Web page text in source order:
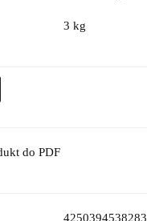
3 kg
do PDF
4250394538283